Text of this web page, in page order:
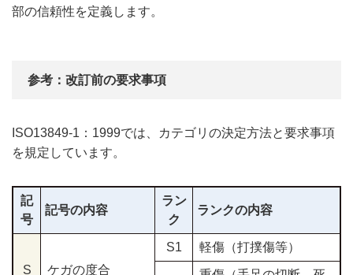
部の信頼性を定義します。
参考：改訂前の要求事項
ISO13849-1：1999では、カテゴリの決定方法と要求事項
を規定しています。
記
号
記号の内容
ラン
ク
ランクの内容
S ケガの度合
S1 軽傷（打撲傷等）